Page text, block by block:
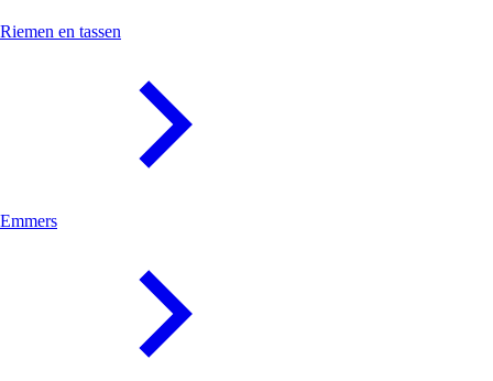
Riemen en tassen
Emmers